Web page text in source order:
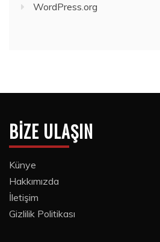
WordPress.org
BIZE ULAŞIN
Künye
Hakkımızda
İletişim
Gizlilik Politikası